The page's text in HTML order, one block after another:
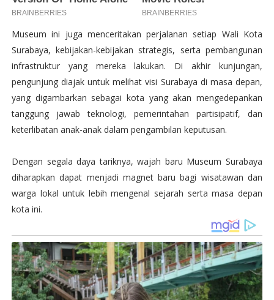
Museum ini juga menceritakan perjalanan setiap Wali Kota
Surabaya, kebijakan-kebijakan strategis, serta pembangunan
infrastruktur yang mereka lakukan. Di akhir kunjungan,
pengunjung diajak untuk melihat visi Surabaya di masa depan,
yang digambarkan sebagai kota yang akan mengedepankan
tanggung jawab teknologi, pemerintahan partisipatif, dan
keterlibatan anak-anak dalam pengambilan keputusan.
Dengan segala daya tariknya, wajah baru Museum Surabaya
diharapkan dapat menjadi magnet baru bagi wisatawan dan
warga lokal untuk lebih mengenal sejarah serta masa depan
kota ini.